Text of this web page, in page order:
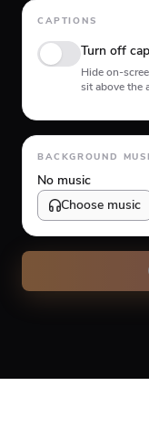
CAPTIONS
Turn off
Hide on-
sit above the
Animation type
#FFFFFF
BACKGROUND
No music
Choose music